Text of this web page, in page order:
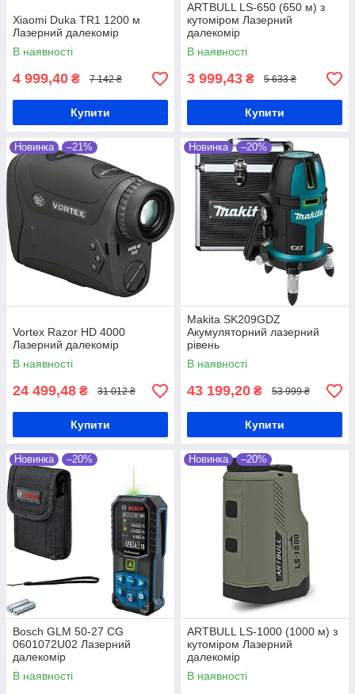
Xiaomi Duka TR1 1200 м
Лазерний далекомір
В наявності
4 999,40 ₴ 7 142 ₴
Купити
ARTBULL LS-650 (650 м) з
кутоміром Лазерний
далекомір
В наявності
3 999,43 ₴ 5 633 ₴
Купити
Новинка –21%
Vortex Razor HD 4000
Лазерний далекомір
В наявності
24 499,48 ₴ 31 012 ₴
Купити
Новинка –20%
Makita SK209GDZ
Акумуляторний лазерний
рівень
В наявності
43 199,20 ₴ 53 999 ₴
Купити
Новинка –20%
Bosch GLM 50-27 CG
0601072U02 Лазерний
далекомір
В наявності
Новинка –20%
ARTBULL LS-1000 (1000 м) з
кутоміром Лазерний
далекомір
В наявності